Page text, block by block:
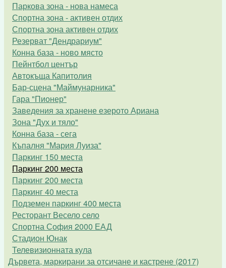
Паркова зона - нова намеса
Спортна зона - активен отдих
Спортна зона активен отдих
Резерват "Дендрариум"
Конна база - ново място
Пейнтбол център
Автокъща Капитолия
Бар-сцена "Маймунарника"
Гара "Пионер"
Заведения за хранене езерото Ариана
Зона "Дух и тяло"
Конна база - сега
Къпалня "Мария Луиза"
Паркинг 150 места
Паркинг 200 места
Паркинг 200 места
Паркинг 40 места
Подземен паркинг 400 места
Ресторант Весело село
Спортна София 2000 ЕАД
Стадион Юнак
Телевизионната кула
Дървета, маркирани за отсичане и кастрене (2017)